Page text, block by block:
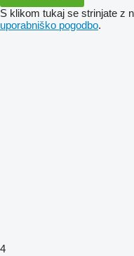
S klikom tukaj se strinjate z
uporabniško pogodbo.
4